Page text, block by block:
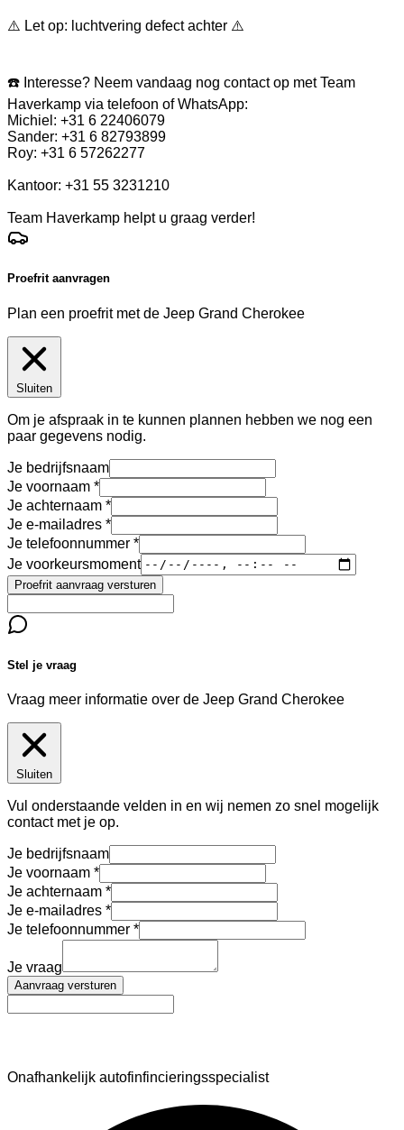
⚠️ Let op: luchtvering defect achter ⚠️
☎️ Interesse? Neem vandaag nog contact op met Team
Haverkamp via telefoon of WhatsApp:
Michiel: +31 6 22406079
Sander: +31 6 82793899
Roy: +31 6 57262277
Kantoor: +31 55 3231210
Team Haverkamp helpt u graag verder!
Proefrit aanvragen
Plan een proefrit met de Jeep Grand Cherokee
Sluiten
Om je afspraak in te kunnen plannen hebben we nog een
paar gegevens nodig.
Je bedrijfsnaam
Je voornaam
Je achternaam
Je e-mailadres
Je telefoonnummer
Je voorkeursmoment
Proefrit aanvraag versturen
Stel je vraag
Vraag meer informatie over de Jeep Grand Cherokee
Sluiten
Vul onderstaande velden in en wij nemen zo snel mogelijk
contact met je op.
Je bedrijfsnaam
Je voornaam
Je achternaam
Je e-mailadres
Je telefoonnummer
Je vraag
Aanvraag versturen
Onafhankelijk autofinfincieringsspecialist